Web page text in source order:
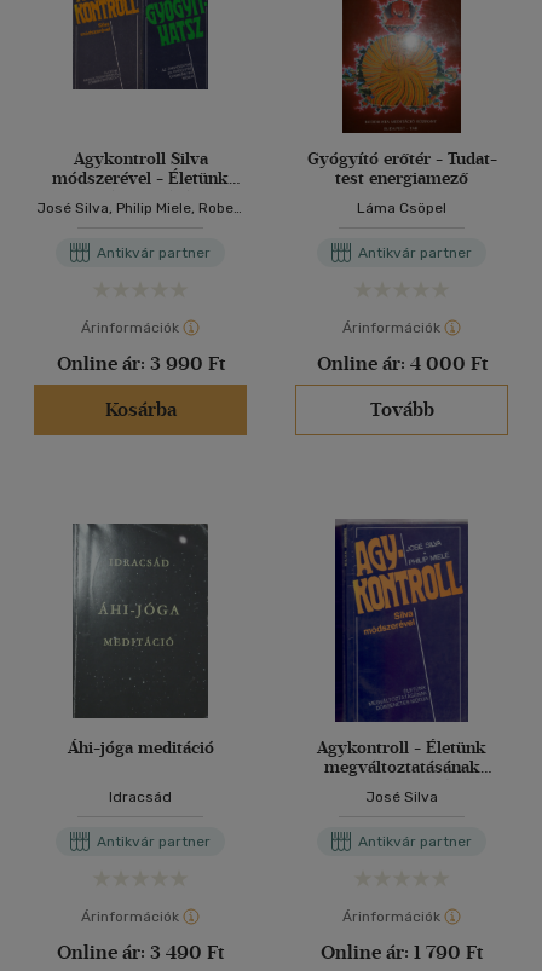
Agykontroll Silva
módszerével - Életünk
döbbenetes módja +
öngyógyítás és gyógyítás
José Silva, Philip Miele, Robert
Antikvár partner
Árinformációk
Online ár: 3 990 Ft
Kosárba
Gyógyító erőtér - Tudat-
test energiamező
Láma Csöpel
Antikvár partner
Árinformációk
Online ár: 4 000 Ft
Tovább
Áhi-jóga meditáció
Idracsád
Antikvár partner
Árinformációk
Online ár: 3 490 Ft
Agykontroll - Életünk
megváltoztatásának
José Silva
Antikvár partner
Árinformációk
Online ár: 1 790 Ft